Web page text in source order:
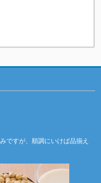
ですが、順調にいけば品揃え